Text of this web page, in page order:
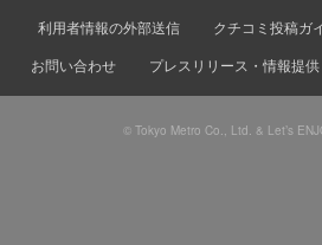
利用者情報の外部送信
クチコミ投稿ガ
お問い合わせ
プレスリリース・情報提供
© Tokyo Metro Co., Ltd. & Let’s